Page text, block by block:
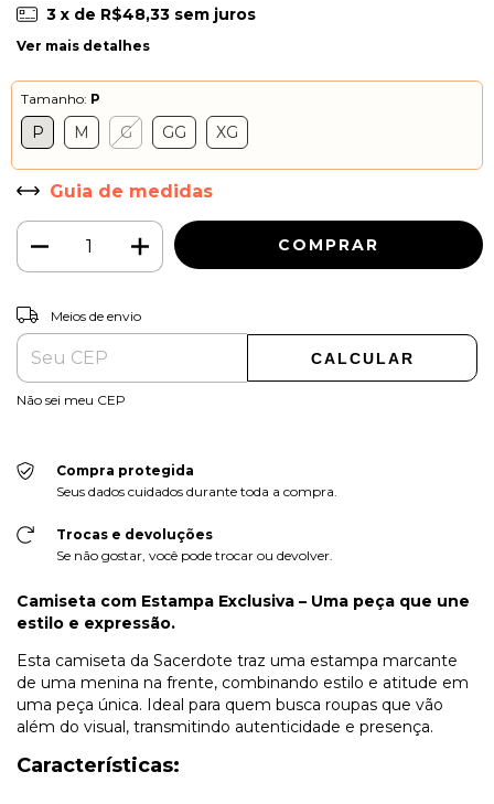
3 x de R$48,33 sem juros
Ver mais detalhes
Tamanho: P
P M G GG XG
Guia de medidas
Entregas para o CEP:
Meios de envio
CALCULAR
Não sei meu CEP
Compra protegida
Seus dados cuidados durante toda a compra.
Trocas e devoluções
Se não gostar, você pode trocar ou devolver.
Camiseta com Estampa Exclusiva – Uma peça que une
estilo e expressão.
Esta camiseta da Sacerdote traz uma estampa marcante
de uma menina na frente, combinando estilo e atitude em
uma peça única. Ideal para quem busca roupas que vão
além do visual, transmitindo autenticidade e presença.
Características: